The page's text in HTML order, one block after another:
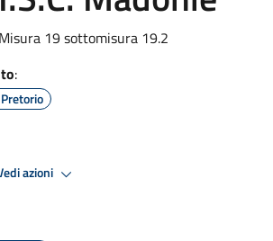
19 sottomisura 19.2
:
azioni